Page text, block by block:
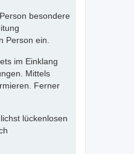
besondere
Person ein.
im Einklang
Mittels
Ferner
lückenlosen